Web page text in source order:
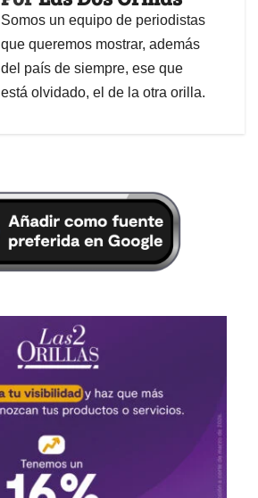
Somos un equipo de periodistas
que queremos mostrar, además
del país de siempre, ese que
está olvidado, el de la otra orilla.